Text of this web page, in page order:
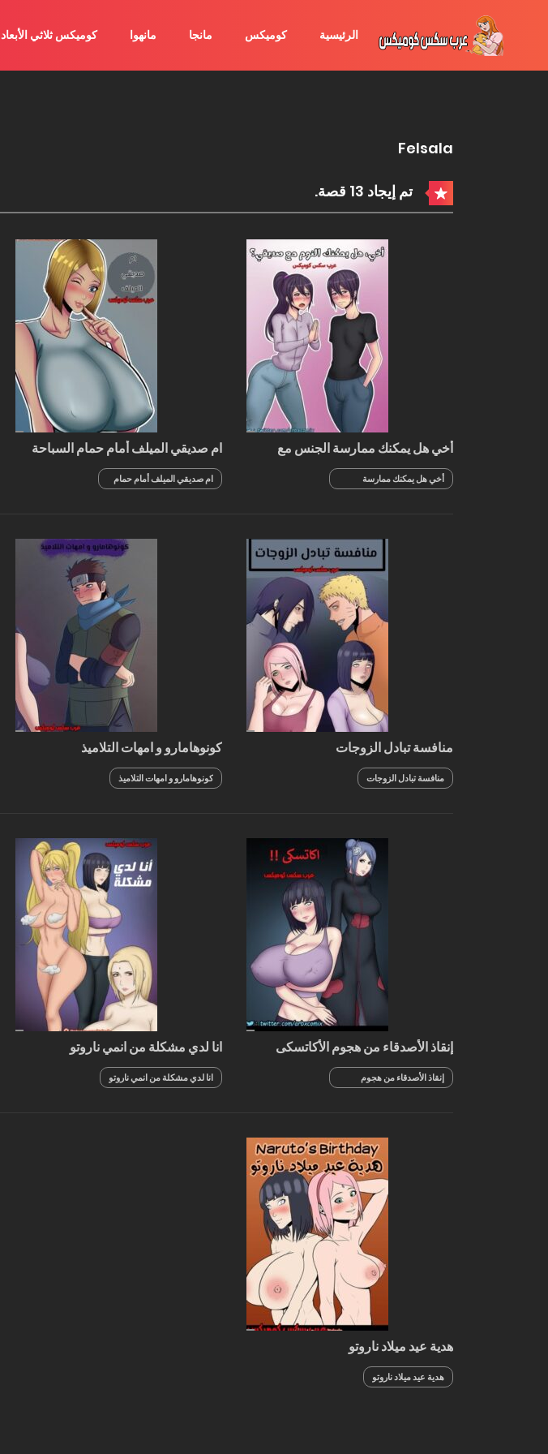
الرئيسية كوميكس مانجا مانهوا كوميكس ثلاثي الأبعاد
Felsala
تم إيجاد 13 قصة.
أخي هل يمكنك ممارسة الجنس مع
حبيبي؟
أخي هل يمكنك ممارسة
الجنس مع حبيبي؟
ام صديقي الميلف أمام حمام السباحة
ام صديقي الميلف أمام حمام
السباحة
منافسة تبادل الزوجات
منافسة تبادل الزوجات
كونوهامارو و امهات التلاميذ
كونوهامارو و امهات التلاميذ
إنقاذ الأصدقاء من هجوم الأكاتسكى
إنقاذ الأصدقاء من هجوم
الأكاتسكى
انا لدي مشكلة من انمي ناروتو
انا لدي مشكلة من انمي ناروتو
هدية عيد ميلاد ناروتو
هدية عيد ميلاد ناروتو